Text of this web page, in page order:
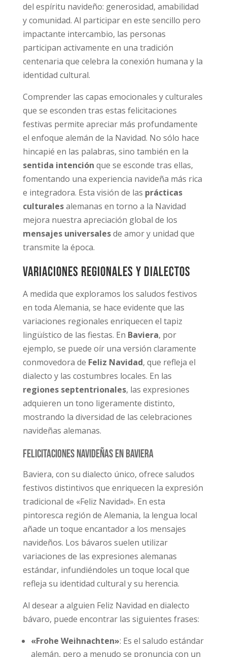
del espíritu navideño: generosidad, amabilidad
y comunidad. Al participar en este sencillo pero
impactante intercambio, las personas
participan activamente en una tradición
centenaria que celebra la conexión humana y la
identidad cultural.
Comprender las capas emocionales y culturales
que se esconden tras estas felicitaciones
festivas permite apreciar más profundamente
el enfoque alemán de la Navidad. No sólo hace
hincapié en las palabras, sino también en la
sentida intención que se esconde tras ellas,
fomentando una experiencia navideña más rica
e integradora. Esta visión de las prácticas
culturalesalemanas en torno a la Navidad
mejora nuestra apreciación global de los
mensajes universalesde amor y unidad que
transmite la época.
Variaciones regionales y dialectos
A medida que exploramos los saludos festivos
en toda Alemania, se hace evidente que las
variaciones regionales enriquecen el tapiz
lingüístico de las fiestas. En Baviera, por
ejemplo, se puede oír una versión claramente
conmovedora de Feliz Navidad, que refleja el
dialecto y las costumbres locales. En las
regiones septentrionales, las expresiones
adquieren un tono ligeramente distinto,
mostrando la diversidad de las celebraciones
navideñas alemanas.
Felicitaciones navideñas en Baviera
Baviera, con su dialecto único, ofrece saludos
festivos distintivos que enriquecen la expresión
tradicional de «Feliz Navidad». En esta
pintoresca región de Alemania, la lengua local
añade un toque encantador a los mensajes
navideños. Los bávaros suelen utilizar
variaciones de las expresiones alemanas
estándar, infundiéndoles un toque local que
refleja su identidad cultural y su herencia.
Al desear a alguien Feliz Navidad en dialecto
bávaro, puede encontrar las siguientes frases:
«Frohe Weihnachten»: Es el saludo estándar
alemán, pero a menudo se pronuncia con un